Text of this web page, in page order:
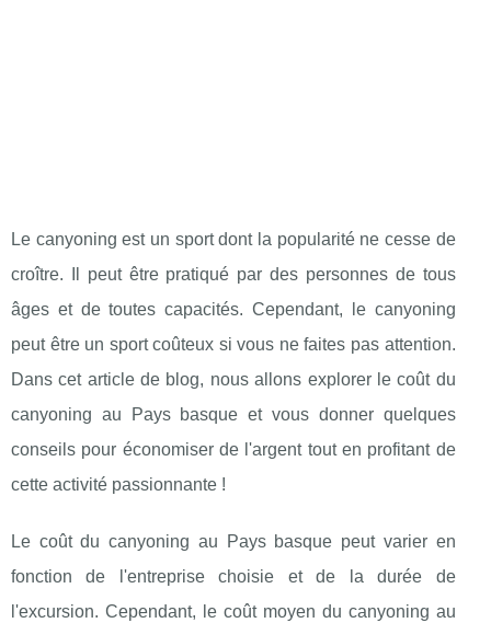
Le canyoning est un sport dont la popularité ne cesse de
croître. Il peut être pratiqué par des personnes de tous
âges et de toutes capacités. Cependant, le canyoning
peut être un sport coûteux si vous ne faites pas attention.
Dans cet article de blog, nous allons explorer le coût du
canyoning au Pays basque et vous donner quelques
conseils pour économiser de l'argent tout en profitant de
cette activité passionnante !
Le coût du canyoning au Pays basque peut varier en
fonction de l'entreprise choisie et de la durée de
l'excursion. Cependant, le coût moyen du canyoning au